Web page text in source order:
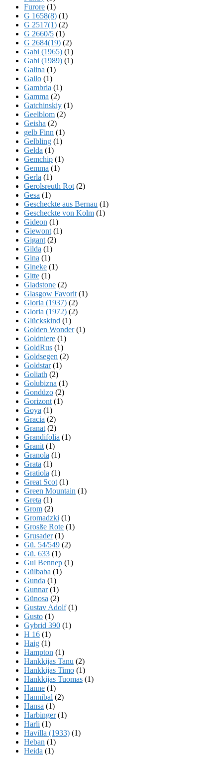
Furore (1)
G 1658(8) (1)
G 2517(1) (2)
G 2660/5 (1)
G 2684(19) (2)
Gabi (1965) (1)
Gabi (1989) (1)
Galina (1)
Gallo (1)
Gambria (1)
Gamma (2)
Gatchinskiy (1)
Geelblom (2)
Geisha (2)
gelb Finn (1)
Gelbling (1)
Gelda (1)
Gemchip (1)
Gemma (1)
Gerla (1)
Gerolsreuth Rot (2)
Gesa (1)
Gescheckte aus Bernau (1)
Gescheckte von Kolm (1)
Gideon (1)
Giewont (1)
Gigant (2)
Gilda (1)
Gina (1)
Gineke (1)
Gitte (1)
Gladstone (2)
Glasgow Favorit (1)
Gloria (1937) (2)
Gloria (1972) (2)
Glückskind (1)
Golden Wonder(1)
Goldniere (1)
GoldRus (1)
Goldsegen (2)
Goldstar(1)
Goliath (2)
Golubizna (1)
Gondüzo (2)
Gorizont (1)
Goya (1)
Gracia (2)
Granat (2)
Grandifolia (1)
Granit (1)
Granola (1)
Grata (1)
Gratiola (1)
Great Scot (1)
Green Mountain (1)
Greta (1)
Grom (2)
Gromadzki (1)
Grosße Rote (1)
Grusader(1)
Gü. 54/549 (2)
Gü. 633 (1)
Gul Bennep (1)
Gülbaba (1)
Gunda (1)
Gunnar(1)
Günosa (2)
Gustav Adolf(1)
Gusto (1)
Gybrid 390 (1)
H 16 (1)
Haig (1)
Hampton (1)
Hankkijas Tanu (2)
Hankkijas Timo (1)
Hankkijas Tuomas (1)
Hanne (1)
Hannibal (2)
Hansa (1)
Harbinger(1)
Harli (1)
Havilla (1933) (1)
Heban (1)
Heida (1)